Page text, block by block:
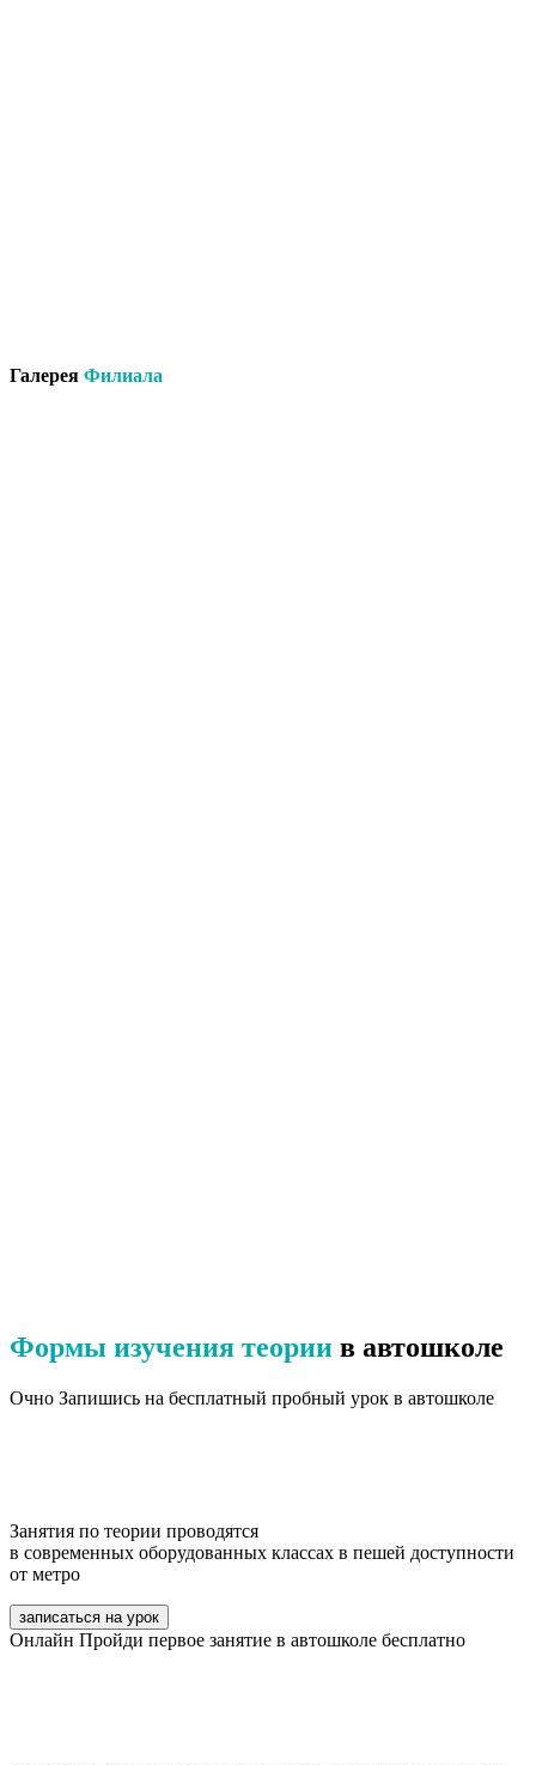
Галерея Филиала
Формы изучения теории в автошколе
Очно Запишись на бесплатный пробный урок в автошколе
Занятия по теории проводятся
в современных оборудованных классах в пешей доступности
от метро
записаться на урок
Онлайн Пройди первое занятие в автошколе бесплатно